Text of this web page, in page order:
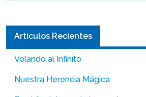
Artículos Recientes
Volando al Infinito
Nuestra Herencia Mágica